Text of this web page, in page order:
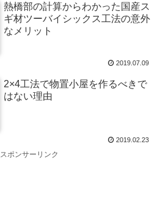
熱橋部の計算からわかった国産ス
ギ材ツーバイシックス工法の意外
なメリット
2019.07.09
2×4工法で物置小屋を作るべきで
はない理由
2019.02.23
スポンサーリンク